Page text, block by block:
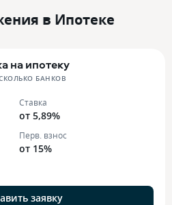
в Ипотеке
на ипотеку
БАНКОВ
Ставка
от 5,89%
Перв. взнос
от 15%
заявку